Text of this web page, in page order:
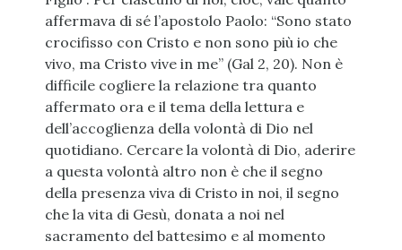
affermava di sé l’apostolo Paolo: “Sono stato
crocifisso con Cristo e non sono più io che
vivo, ma Cristo vive in me” (Gal 2, 20). Non è
difficile cogliere la relazione tra quanto
affermato ora e il tema della lettura e
dell’accoglienza della volontà di Dio nel
quotidiano. Cercare la volontà di Dio, aderire
a questa volontà altro non è che il segno
della presenza viva di Cristo in noi, il segno
che la vita di Gesù, donata a noi nel
sacramento del battesimo e al momento